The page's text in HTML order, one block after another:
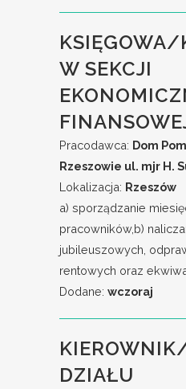
KSIĘGOWA/
W SEKCJI
Pracodawca: Dom
Rzeszowie ul. mjr H.
Lokalizacja: Rzeszów
a) sporządzanie
pracowników,b)
jubileuszowych,
rentowych oraz
Dodane: wczoraj
DZIAŁU